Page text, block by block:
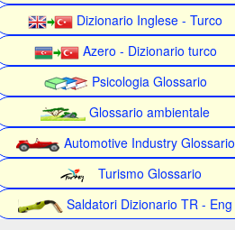
Dizionario Inglese - Turco
Azero - Dizionario turco
Psicologia Glossario
Glossario ambientale
Automotive Industry Glossario
Turismo Glossario
Saldatori Dizionario TR - Eng